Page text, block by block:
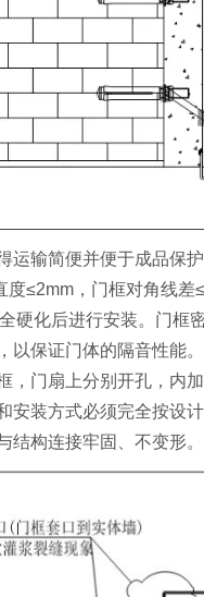
输简便并便于成品保
≤2mm，门框对角线
硬化后进行安装。门框
以保证门体的隔音性能。
门扇上分别开孔，内
装方式必须完全按设
构连接牢固、不变形。